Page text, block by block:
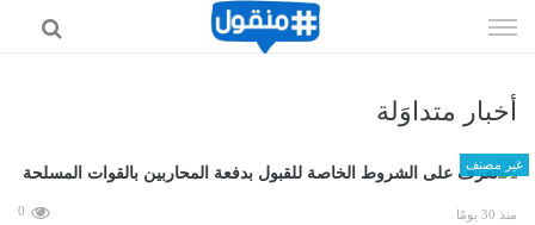
الى
أخبار متداوَلة
غير مصنف
منذ 30 يومًا 0